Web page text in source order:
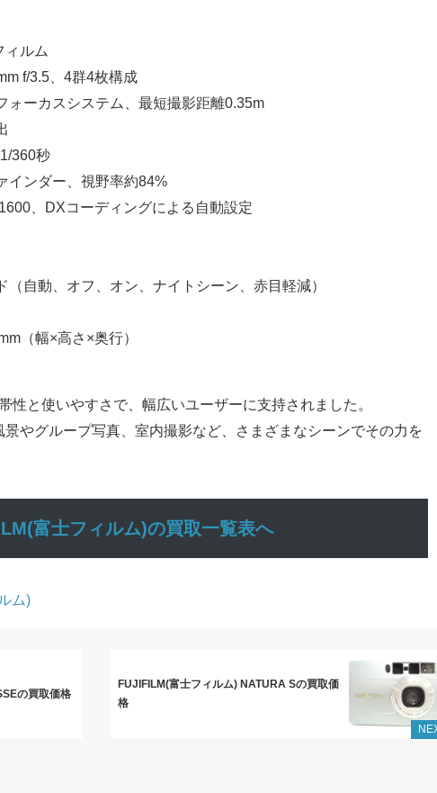
ィルム
f/3.5、4群4枚構成
ォーカスシステム、最短撮影距離0.35m
360秒
インダー、視野率約84%
、DXコーディングによる自動設定
（自動、オフ、オン、ナイトシーン、赤目軽減）
（幅×高さ×奥行）
性と使いやすさで、幅広いユーザーに支持されました。
やグループ写真、室内撮影など、さまざまなシーンでその力を
富士フィルム)の買取一覧表へ
ム)
の買取価格
FUJIFILM(富士フィルム) NATURA Sの買取価
格